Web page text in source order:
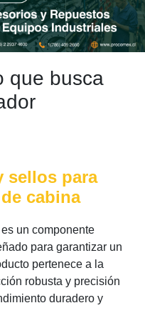
que busca
sellos para
cabina
es un componente
para garantizar un
pertenece a la
robusta y precisión
duradero y